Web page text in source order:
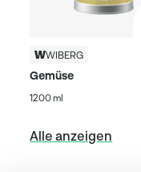
WIBERG
Gemüse
1200 ml
Alle anzeigen